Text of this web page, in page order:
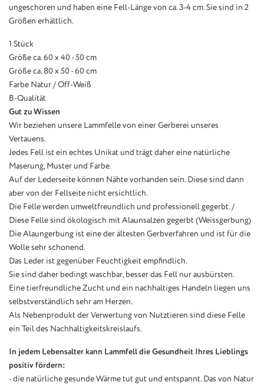
ungeschoren und haben eine Fell-Länge von ca. 3-4 cm. Sie sind in 2
Größen erhältlich.
1 Stück
Größe ca. 60 x 40 - 50 cm
Größe ca. 80 x 50 - 60 cm
Farbe Natur / Off-Weiß
B-Qualität
Gut zu Wissen
Wir beziehen unsere Lammfelle von einer Gerberei unseres
Vertauens.
Jedes Fell ist ein echtes Unikat und trägt daher eine natürliche
Maserung, Muster und Farbe.
Auf der Lederseite können Nähte vorhanden sein. Diese sind dann
aber von der Fellseite nicht ersichtlich.
Die Felle werden umweltfreundlich und professionell gegerbt. /
Diese Felle sind ökologisch mit Alaunsalzen gegerbt (Weissgerbung)
Die Alaungerbung ist eine der ältesten Gerbverfahren und ist für die
Wolle sehr schonend.
Das Leder ist gegenüber Feuchtigkeit empfindlich.
Sie sind daher bedingt waschbar, besser das Fell nur ausbürsten.
Eine tierfreundliche Zucht und ein nachhaltiges Handeln liegen uns
selbstverständlich sehr am Herzen.
Als Nebenprodukt der Verwertung von Nutztieren sind diese Felle
ein Teil des Nachhaltigkeitskreislaufs.
In jedem Lebensalter kann Lammfell die Gesundheit Ihres Lieblings
positiv fördern:
- die natürliche gesunde Wärme tut gut und entspannt. Das von Natur